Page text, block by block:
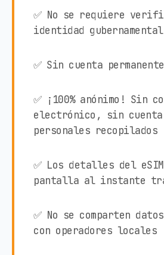
✅ No se requiere
identidad gubernamental
✅ Sin cuenta
✅ ¡100% anónimo! Sin
electrónico, sin
personales recopilados
✅ Los detalles del
pantalla al instante
✅ No se comparten
con operadores locales